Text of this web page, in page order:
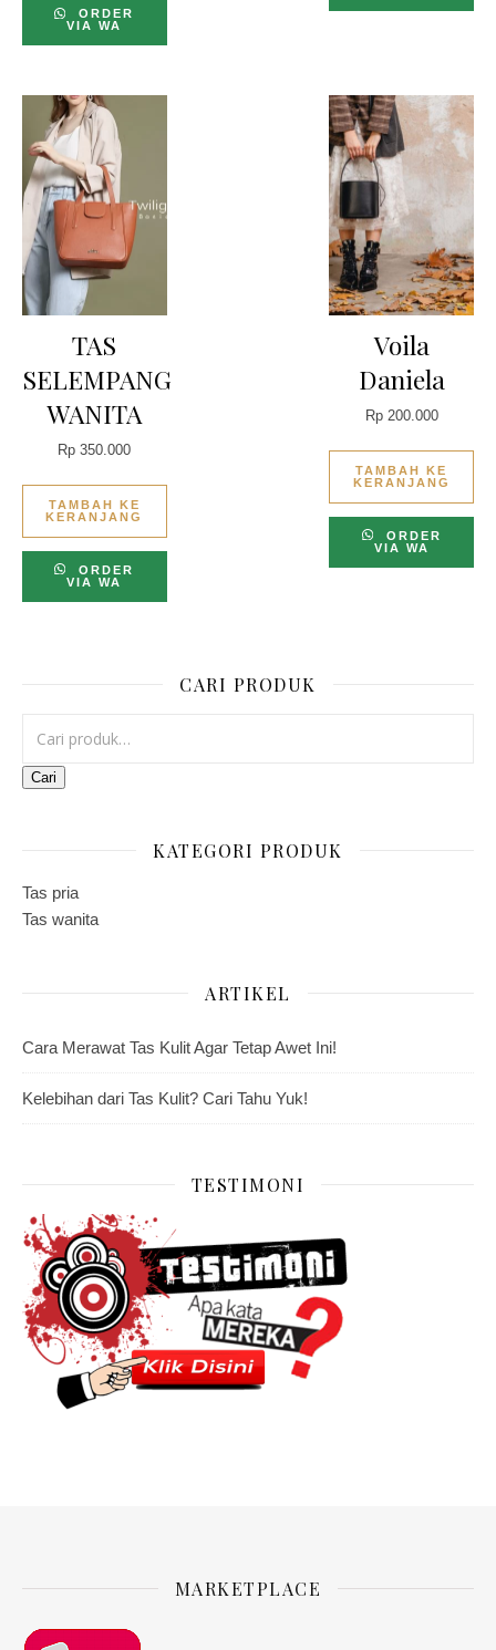
ORDER
VIA WA
TAS
SELEMPANG
WANITA
Rp 350.000
TAMBAH KE
KERANJANG
ORDER
VIA WA
Voila
Daniela
Rp200.000
TAMBAH KE
KERANJANG
ORDER
VIA WA
CARI PRODUK
Cari
KATEGORI PRODUK
Tas pria
Tas wanita
ARTIKEL
Cara Merawat Tas Kulit Agar Tetap Awet Ini!
Kelebihan dari Tas Kulit? Cari Tahu Yuk!
TESTIMONI
MARKETPLACE